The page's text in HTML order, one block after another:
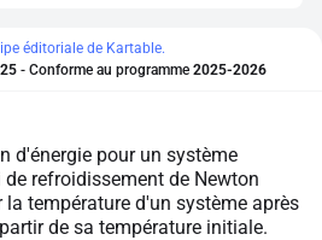
éditoriale de Kartable.
- Conforme au programme 2025-2026
d'énergie pour un système
refroidissement de Newton
la température d'un système après
de sa température initiale.